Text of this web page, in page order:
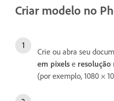
Criar modelo no
Crie ou abra seu
em pixels e resolução
(por exemplo, 1080 ×